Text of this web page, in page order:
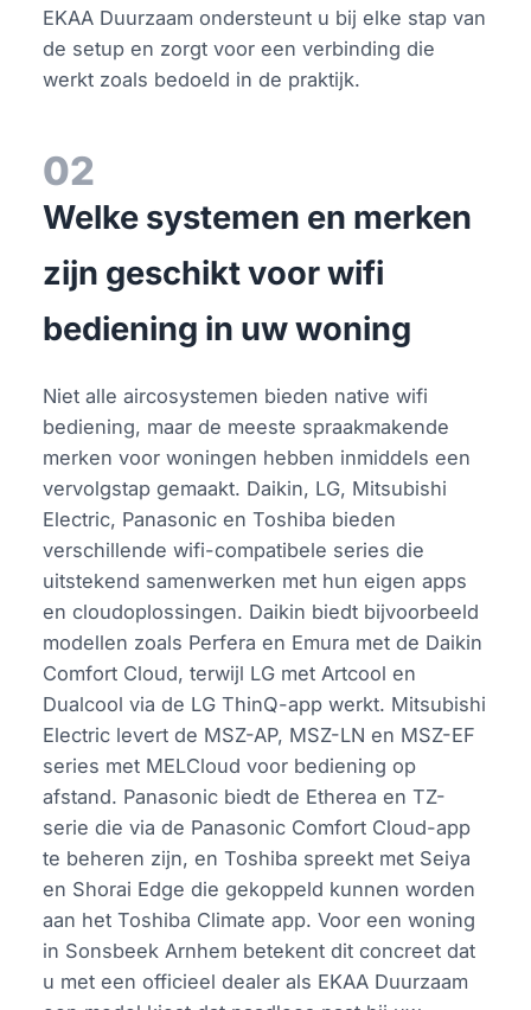
EKAA Duurzaam ondersteunt u bij elke stap van
de setup en zorgt voor een verbinding die
werkt zoals bedoeld in de praktijk.
02
Welke systemen en merken
zijn geschikt voor wifi
bediening in uw woning
Niet alle aircosystemen bieden native wifi
bediening, maar de meeste spraakmakende
merken voor woningen hebben inmiddels een
vervolgstap gemaakt. Daikin, LG, Mitsubishi
Electric, Panasonic en Toshiba bieden
verschillende wifi-compatibele series die
uitstekend samenwerken met hun eigen apps
en cloudoplossingen. Daikin biedt bijvoorbeeld
modellen zoals Perfera en Emura met de Daikin
Comfort Cloud, terwijl LG met Artcool en
Dualcool via de LG ThinQ-app werkt. Mitsubishi
Electric levert de MSZ-AP, MSZ-LN en MSZ-EF
series met MELCloud voor bediening op
afstand. Panasonic biedt de Etherea en TZ-
serie die via de Panasonic Comfort Cloud-app
te beheren zijn, en Toshiba spreekt met Seiya
en Shorai Edge die gekoppeld kunnen worden
aan het Toshiba Climate app. Voor een woning
in Sonsbeek Arnhem betekent dit concreet dat
u met een officieel dealer als EKAA Duurzaam